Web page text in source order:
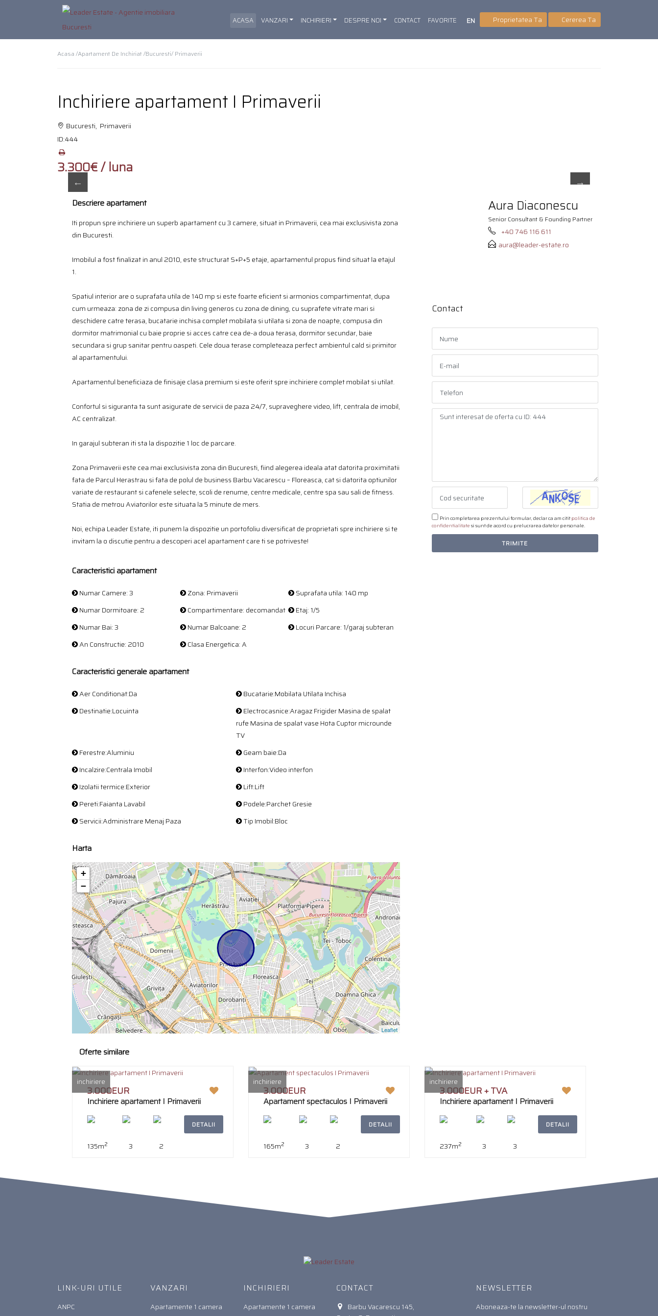
ACASA VANZARI INCHIRIERI DESPRE NOI CONTACT FAVORITE EN Proprietatea Ta Cererea Ta
Acasa /Apartament De Inchiriat /Bucuresti/ Primaverii
Inchiriere apartament I Primaverii
Bucuresti, Primaverii
ID:444
3.300€ / luna
Descriere apartament
Iti propun spre inchiriere un superb apartament cu 3 camere, situat in Primaverii, cea mai exclusivista zona
din Bucuresti.
Imobilul a fost finalizat in anul 2010, este structurat S+P+5 etaje, apartamentul propus fiind situat la etajul
1.
Spatiul interior are o suprafata utila de 140 mp si este foarte eficient si armonios compartimentat, dupa
cum urmeaza: zona de zi compusa din living generos cu zona de dining, cu suprafete vitrate mari si
deschidere catre terasa, bucatarie inchisa complet mobilata si utilata si zona de noapte, compusa din
dormitor matrimonial cu baie proprie si acces catre cea de-a doua terasa, dormitor secundar, baie
secundara si grup sanitar pentru oaspeti. Cele doua terase completeaza perfect ambientul cald si primitor
al apartamentului.
Apartamentul beneficiaza de finisaje clasa premium si este oferit spre inchiriere complet mobilat si utilat.
Confortul si siguranta ta sunt asigurate de servicii de paza 24/7, supraveghere video, lift, centrala de imobil,
AC centralizat.
In garajul subteran iti sta la dispozitie 1 loc de parcare.
Zona Primaverii este cea mai exclusivista zona din Bucuresti, fiind alegerea ideala atat datorita proximitatii
fata de Parcul Herastrau si fata de polul de business Barbu Vacarescu – Floreasca, cat si datorita optiunilor
variate de restaurant si cafenele selecte, scoli de renume, centre medicale, centre spa sau sali de fitness.
Statia de metrou Aviatorilor este situata la 5 minute de mers.
Noi, echipa Leader Estate, iti punem la dispozitie un portofoliu diversificat de proprietati spre inchiriere si te
invitam la o discutie pentru a descoperi acel apartament care ti se potriveste!
Caracteristici apartament
Numar Camere: 3 Zona: Primaverii
Suprafata utila: 140 mp
Numar Dormitoare: 2
Compartimentare: decomandat
Etaj: 1/5
Numar Bai: 3
Numar Balcoane: 2
Locuri Parcare: 1/garaj subteran
An Constructie: 2010
Clasa Energetica: A
Caracteristici generale apartament
Aer Conditionat:Da
Bucatarie:Mobilata Utilata Inchisa
Destinatie:Locuinta
Electrocasnice:Aragaz Frigider Masina de spalat
rufe Masina de spalat vase Hota Cuptor microunde
TV
Ferestre:Aluminiu
Geam baie:Da
Incalzire:Centrala Imobil
Interfon:Video interfon
Izolatii termice:Exterior
Lift:Lift
Pereti:Faianta Lavabil
Podele:Parchet Gresie
Servicii:Administrare Menaj Paza
Tip Imobil:Bloc
Harta
+
−
Leaflet
Aura Diaconescu
Senior Consultant & Founding Partner
+40 746 116 611
aura@leader-estate.ro
Contact
Prin completarea prezentului formular, declar ca am citit politica de
confidentialitate si sunt de acord cu prelucrarea datelor personale.
TRIMITE
Oferte similare
inchiriere
3.000EUR
Inchiriere apartament I Primaverii
135m2 3 2
DETALII
inchiriere
3.000EUR
Apartament spectaculos I Primaverii
165m2 3 2
DETALII
inchiriere
3.000EUR + TVA
Inchiriere apartament I Primaverii
237m2 3 3
DETALII
LINK-URI UTILE
ANPC
VANZARI
Apartamente 1 camera
INCHIRIERI
Apartamente 1 camera
CONTACT
Barbu Vacarescu 145,
NEWSLETTER
Aboneaza-te la newsletter-ul nostru